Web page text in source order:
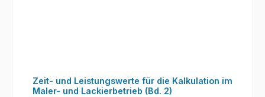
Zeit- und Leistungswerte für die Kalkulation im
Maler- und Lackierbetrieb (Bd. 2)